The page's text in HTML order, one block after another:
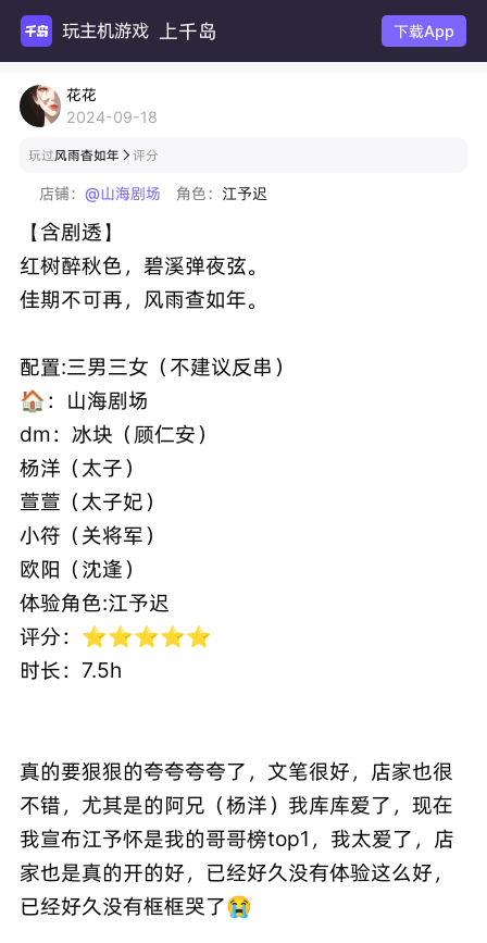
玩主机游戏 上千岛 下载App
花花
2024-09-18
玩过风雨杳如年  评分
店铺： @山海剧场 角色： 江予迟
【含剧透】
红树醉秋色，碧溪弹夜弦。
佳期不可再，风雨查如年。
配置:三男三女（不建议反串）
🏠：山海剧场
dm：冰块（顾仁安）
杨洋（太子）
萱萱（太子妃）
小符（关将军）
欧阳（沈逢）
体验角色:江予迟
评分：⭐️⭐️⭐️⭐️⭐️
时长：7.5h
真的要狠狠的夸夸夸夸了，文笔很好，店家也很
不错，尤其是的阿兄（杨洋）我库库爱了，现在
我宣布江予怀是我的哥哥榜top1，我太爱了，店
家也是真的开的好，已经好久没有体验这么好，
已经好久没有框框哭了😭